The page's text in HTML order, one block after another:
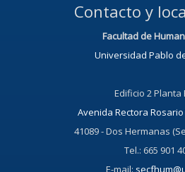
Contacto y
Facultad de
Universidad Pablo
Edificio 2 Planta
Avenida Rectora
41089 - Dos Hermanas
Tel.: 665 901
E-mail: